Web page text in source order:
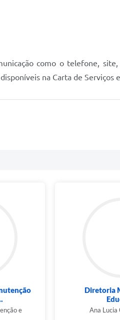
como o telefone,
na Carta de Serviços
e
Diretoria
Ana Lucia